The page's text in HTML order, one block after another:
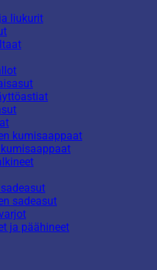
liukurit
kumisaappaat
sadeasut
ja päähineet